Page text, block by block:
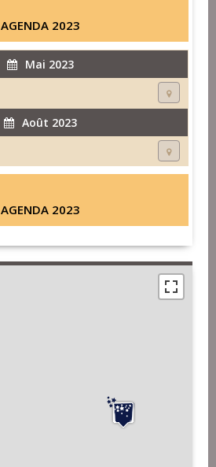
AGENDA 2023
Mai 2023
Août 2023
AGENDA 2023